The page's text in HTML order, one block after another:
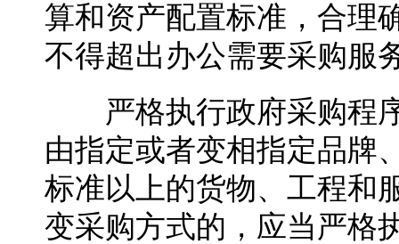
算和资产配置标准，合理
不得超出办公需要采购服
严格执行政府采购程序
由指定或者变相指定品牌
标准以上的货物、工程和
变采购方式的，应当严格